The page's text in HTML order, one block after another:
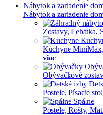
Nábytok a zariadenie
Nábytok a zariadenie
Zostavy, Lehátka,
Kuchyne MiniMax,
viac
Obývačkové
Postele, Písacie
Spálne
Postele, Rošty,